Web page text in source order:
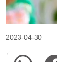
2023-04-30